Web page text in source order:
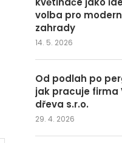
volba pro
zahrady
14. 5. 2026
Od podlah po
jak pracuje firma
dřeva s.r.o.
29. 4. 2026